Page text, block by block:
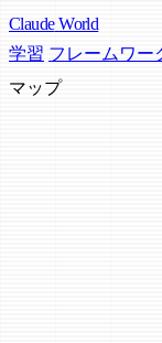
Claude World
学習 フレームワー
マップ